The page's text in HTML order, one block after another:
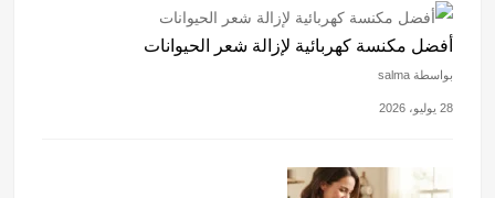
أفضل مكنسة كهربائية لإزالة شعر الحيوانات
بواسطة salma
28 يوليو، 2026